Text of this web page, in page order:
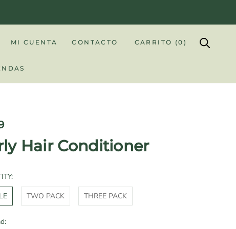
MI CUENTA CONTACTO CARRITO (0 )
Hair Conditioner
TWO PACK THREE PACK